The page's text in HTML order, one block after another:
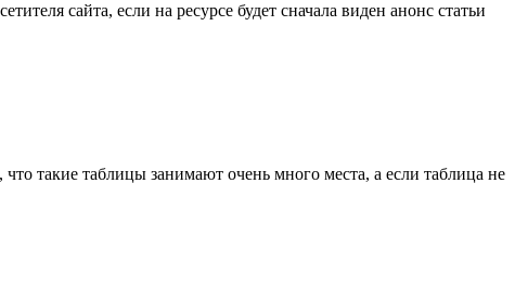
сайта, если на ресурсе будет сначала виден анонс статьи
такие таблицы занимают очень много места, а если таблица не